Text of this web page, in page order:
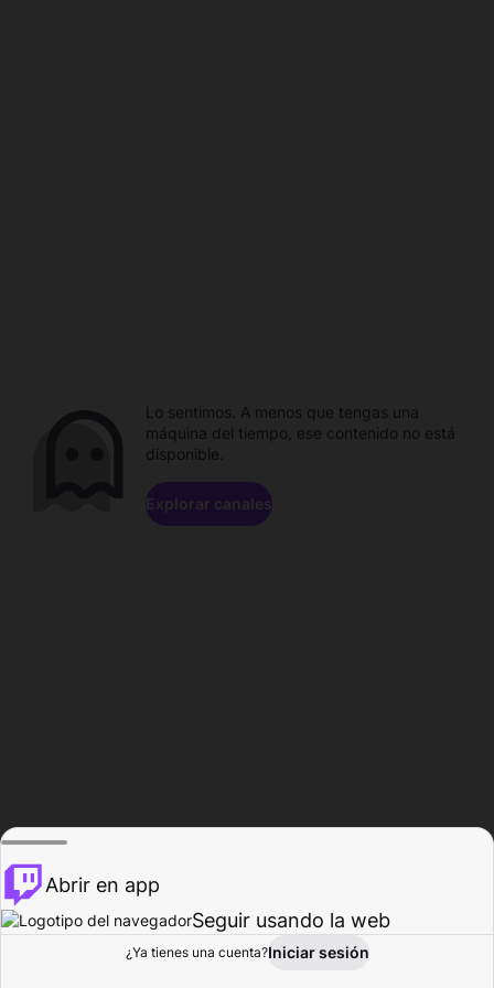
Explorar Actividad
Lo sentimos. A menos que tengas una
máquina del tiempo, ese contenido no está
disponible.
Explorar canales
Abrir en app
Seguir usando la web
¿Ya tienes una cuenta?Iniciar sesión